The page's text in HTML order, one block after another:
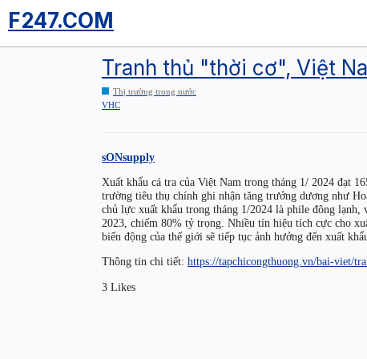
F247.COM
Tranh thủ "thời cơ", Việt
Thị trường trong nước
VHC
sONsupply
Xuất khẩu cá tra của Việt Nam trong tháng 1/ 2024 đạt
trường tiêu thụ chính ghi nhận tăng trưởng dương như
chủ lực xuất khẩu trong tháng 1/2024 là phile đông
2023, chiếm 80% tỷ trọng. Nhiều tín hiệu tích cực cho
biến động của thế giới sẽ tiếp tục ảnh hưởng đến xuất
Thông tin chi tiết: https://tapchicongthuong.vn/bai-viet/
3 Likes